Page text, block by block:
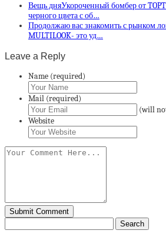
Вещь дняУкороченный бомбер от
черного цвета с об…
Продолжаю вас знакомить с рынком
MULTILOOK- это уд…
Leave a Reply
Name (required)
Mail (required)
(will
Website